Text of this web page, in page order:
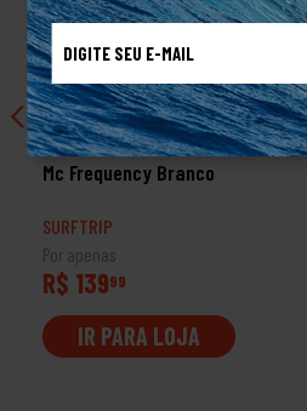
Camiseta Volcom Silk
Mc Frequency Branco
SURFTRIP
Por apenas
R$ 13999
IR PARA LOJA